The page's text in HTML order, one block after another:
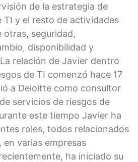
de la estrategia de
TI y el resto de actividades
otras, seguridad,
disponibilidad y
relación de Javier dentro
de TI comenzó hace 17
a Deloitte como consultor
servicios de riesgos de
este tiempo Javier ha
roles, todos relacionados
en varias empresas
ha iniciado su